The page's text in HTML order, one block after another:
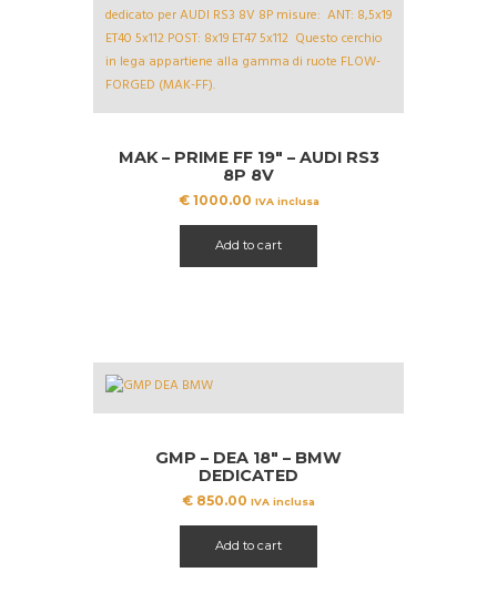
MAK – PRIME FF 19″ – AUDI RS3
8P 8V
€1000.00 IVA inclusa
Add to cart
GMP – DEA 18″ – BMW
DEDICATED
€ 850.00 IVA inclusa
Add to cart